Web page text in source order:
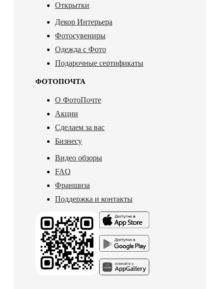
Открытки
Декор Интерьера
Фотосувениры
Одежда с Фото
Подарочные сертификаты
ФОТОПОЧТА
О ФотоПочте
Акции
Сделаем за вас
Бизнесу
Видео обзоры
FAQ
Франшиза
Поддержка и контакты